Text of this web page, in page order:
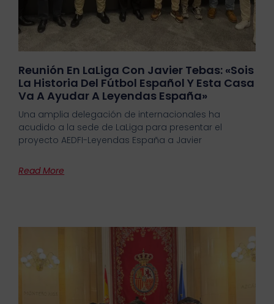
Reunión En LaLiga Con Javier Tebas: «Sois
La Historia Del Fútbol Español Y Esta Casa
Va A Ayudar A Leyendas España»
Una amplia delegación de internacionales ha
acudido a la sede de LaLiga para presentar el
proyecto AEDFI-Leyendas España a Javier
Read More